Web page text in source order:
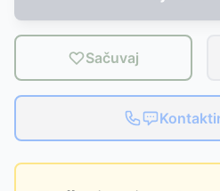
Sačuvaj